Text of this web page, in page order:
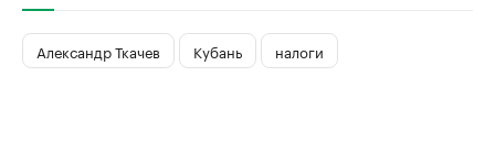
Александр Ткачев Кубань налоги